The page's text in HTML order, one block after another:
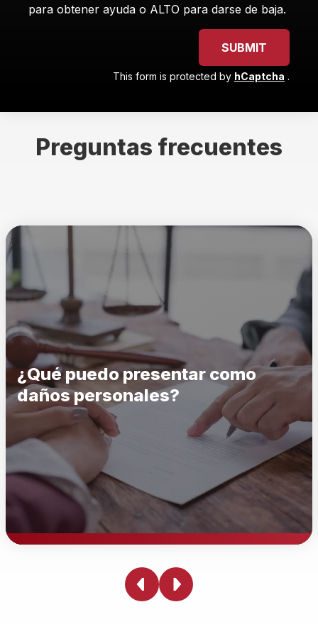
para obtener ayuda o ALTO para darse de baja.
SUBMIT
This form is protected by hCaptcha .
Preguntas frecuentes
¿Qué puedo presentar como
daños personales?
¿Qué puedo presentar como daños